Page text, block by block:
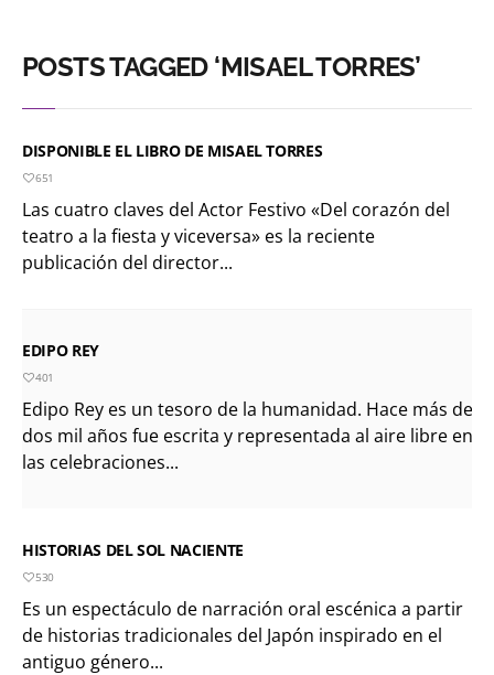
POSTS TAGGED ‘MISAEL TORRES’
DISPONIBLE EL LIBRO DE MISAEL TORRES
651
Las cuatro claves del Actor Festivo «Del corazón del
teatro a la fiesta y viceversa» es la reciente
publicación del director...
EDIPO REY
401
Edipo Rey es un tesoro de la humanidad. Hace más de
dos mil años fue escrita y representada al aire libre en
las celebraciones...
HISTORIAS DEL SOL NACIENTE
530
Es un espectáculo de narración oral escénica a partir
de historias tradicionales del Japón inspirado en el
antiguo género...